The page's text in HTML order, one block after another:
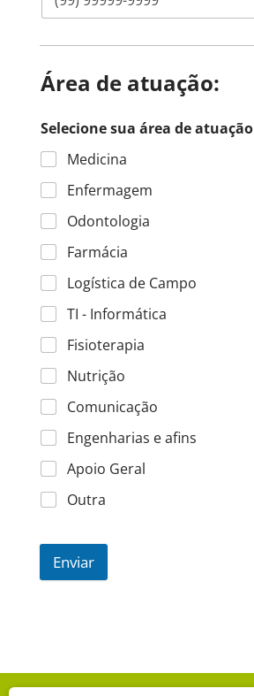
Área de atuação:
Selecione sua área de atuação
Medicina
Enfermagem
Odontologia
Farmácia
Logística de Campo
TI - Informática
Fisioterapia
Nutrição
Comunicação
Engenharias e afins
Apoio Geral
Outra
Enviar